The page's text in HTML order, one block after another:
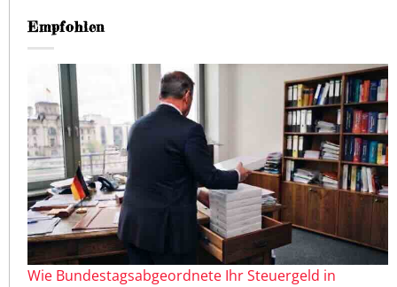
Empfohlen
Wie Bundestagsabgeordnete Ihr Steuergeld in